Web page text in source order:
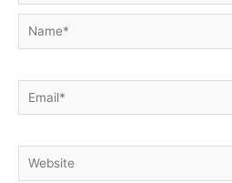
Name*
Email*
Website